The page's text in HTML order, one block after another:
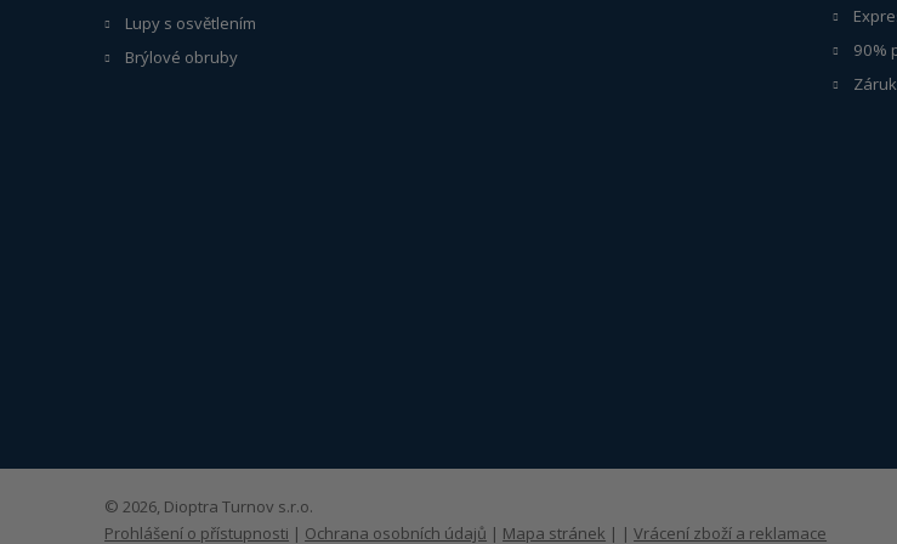
Lupy s osvětlením
Brýlové obruby
90%
© 2026, Dioptra Turnov s.r.o.
Prohlášení o přístupnosti | Ochrana osobních údajů | Mapa stránek | |Vrácení zboží a reklamace